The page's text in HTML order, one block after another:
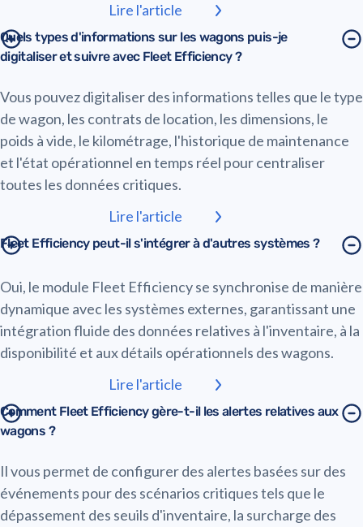
Lire l'article
Quels types d'informations sur les wagons puis-je
digitaliser et suivre avec Fleet Efficiency ?
Vous pouvez digitaliser des informations telles que le type
de wagon, les contrats de location, les dimensions, le
poids à vide, le kilométrage, l'historique de maintenance
et l'état opérationnel en temps réel pour centraliser
toutes les données critiques.
Lire l'article
Fleet Efficiency peut-il s'intégrer à d'autres systèmes ?
Oui, le module Fleet Efficiency se synchronise de manière
dynamique avec les systèmes externes, garantissant une
intégration fluide des données relatives à l'inventaire, à la
disponibilité et aux détails opérationnels des wagons.
Lire l'article
Comment Fleet Efficiency gère-t-il les alertes relatives aux
wagons ?
Il vous permet de configurer des alertes basées sur des
événements pour des scénarios critiques tels que le
dépassement des seuils d'inventaire, la surcharge des